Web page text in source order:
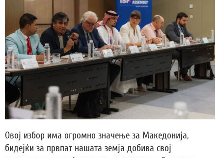
Овој избор има огромно значење за Македонија,
бидејќи за првпат нашата земја добива свој